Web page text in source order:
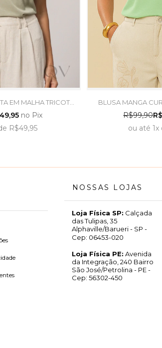
EM MALHA TRICOT
- DOCE TRAMA
no Pix
R$49,95
BLUSA MANGA
FLAMÊ LIMA
R$99,90
ou até 1x
NOSSAS LOJAS
Loja Física SP: Calçada
das Tulipas, 35
Alphaville/Barueri - SP -
Cep: 06453-020
Loja Física PE: Avenida
da Integração, 240 Bairro
São José/Petrolina - PE -
Cep: 56302-450